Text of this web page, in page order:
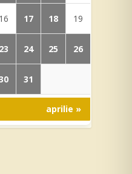
16 17 18 19
23 24 25 26
31
aprilie »